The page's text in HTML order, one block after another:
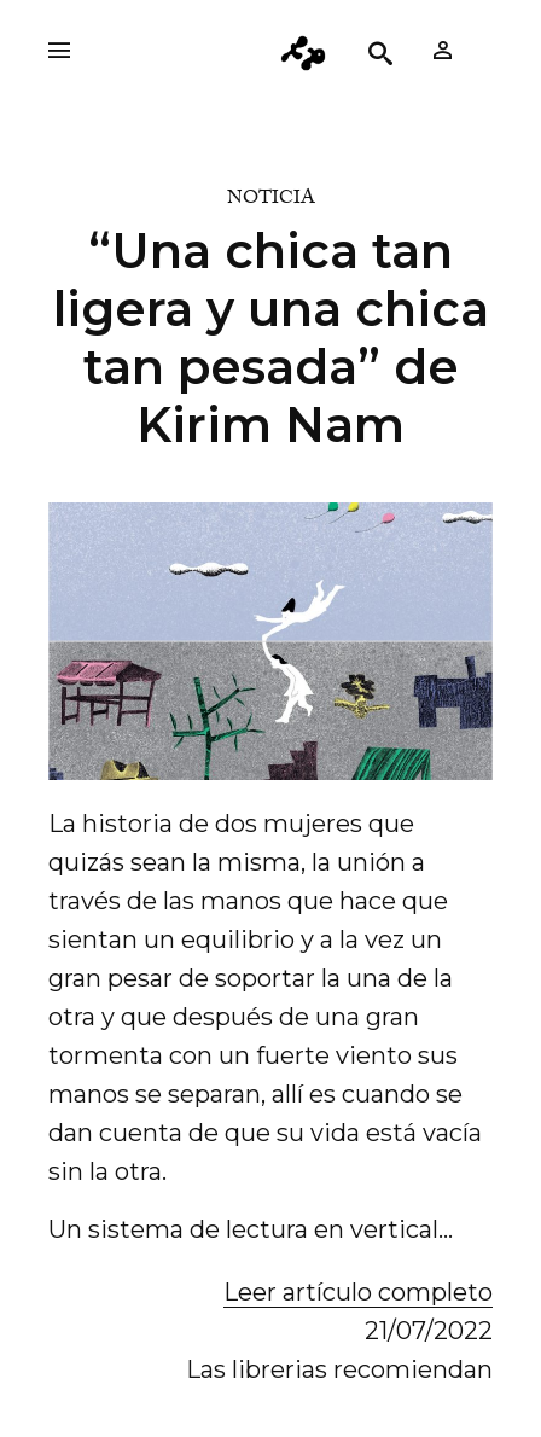
NOTICIA
“Una chica tan
ligera y una chica
tan pesada” de
Kirim Nam
La historia de dos mujeres que
quizás sean la misma, la unión a
través de las manos que hace que
sientan un equilibrio y a la vez un
gran pesar de soportar la una de la
otra y que después de una gran
tormenta con un fuerte viento sus
manos se separan, allí es cuando se
dan cuenta de que su vida está vacía
sin la otra.
Un sistema de lectura en vertical…
Leer artículo completo
21/07/2022
Las librerias recomiendan